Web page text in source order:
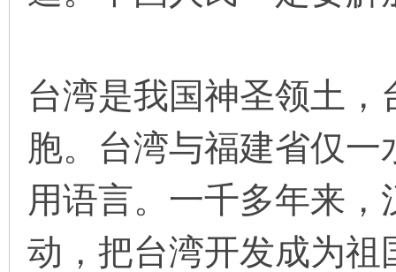
台湾是我国神圣领土
胞。台湾与福建省仅
用语言。一千多年来
动，把台湾开发成为